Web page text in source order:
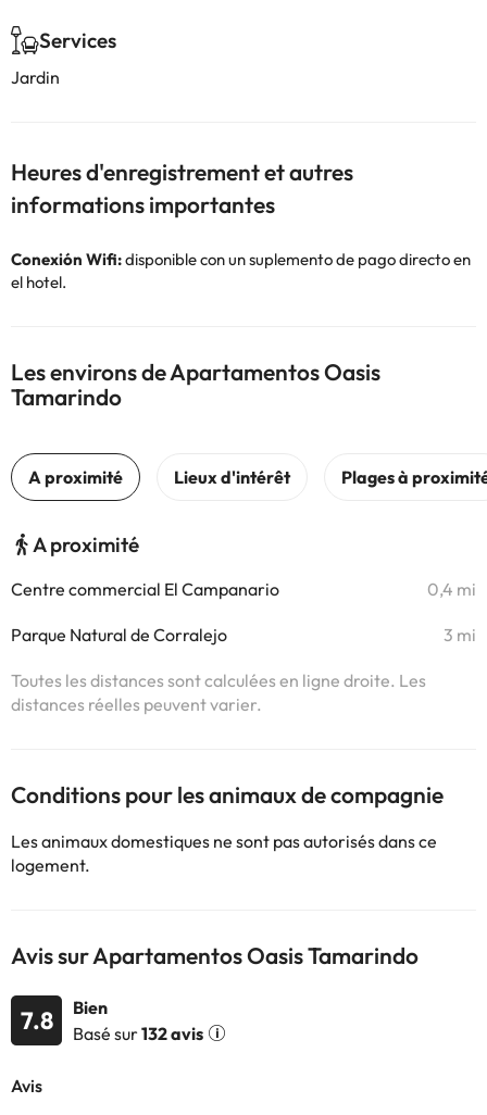
Services
Jardin
Heures d'enregistrement et autres
informations importantes
Conexión Wifi:disponible con un suplemento de pago directo en
el hotel.
Les environs de Apartamentos Oasis
Tamarindo
A proximité
Centre commercial El Campanario 0,4 mi
Parque Natural de Corralejo 3 mi
Toutes les distances sont calculées en ligne droite. Les
distances réelles peuvent varier.
Conditions pour les animaux de compagnie
Les animaux domestiques ne sont pas autorisés dans ce
logement.
Avis sur Apartamentos Oasis Tamarindo
7.8
Bien
Basé sur132 avis